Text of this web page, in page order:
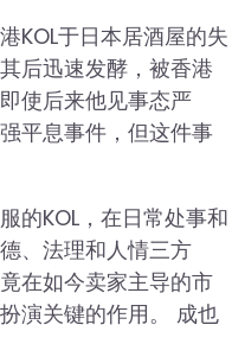
KOL于日本居酒屋的失
后迅速发酵，被香港
使后来他见事态严
平息事件，但这件事
的KOL，在日常处事和
、法理和人情三方
在如今卖家主导的市
演关键的作用。 成也